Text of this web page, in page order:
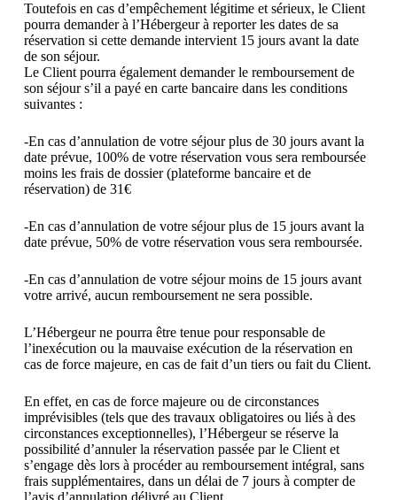
Toutefois en cas d’empêchement légitime et sérieux, le Client
pourra demander à l’Hébergeur à reporter les dates de sa
réservation si cette demande intervient 15 jours avant la date
de son séjour.
Le Client pourra également demander le remboursement de
son séjour s’il a payé en carte bancaire dans les conditions
suivantes :
-En cas d’annulation de votre séjour plus de 30 jours avant la
date prévue, 100% de votre réservation vous sera remboursée
moins les frais de dossier (plateforme bancaire et de
réservation) de 31€
-En cas d’annulation de votre séjour plus de 15 jours avant la
date prévue, 50% de votre réservation vous sera remboursée.
-En cas d’annulation de votre séjour moins de 15 jours avant
votre arrivé, aucun remboursement ne sera possible.
L’Hébergeur ne pourra être tenue pour responsable de
l’inexécution ou la mauvaise exécution de la réservation en
cas de force majeure, en cas de fait d’un tiers ou fait du Client.
En effet, en cas de force majeure ou de circonstances
imprévisibles (tels que des travaux obligatoires ou liés à des
circonstances exceptionnelles), l’Hébergeur se réserve la
possibilité d’annuler la réservation passée par le Client et
s’engage dès lors à procéder au remboursement intégral, sans
frais supplémentaires, dans un délai de 7 jours à compter de
l’avis d’annulation délivré au Client.